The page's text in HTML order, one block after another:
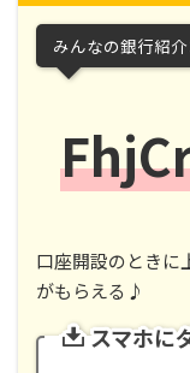
みんなの銀行紹
口座開設のときに
がもらえる♪
スマホに